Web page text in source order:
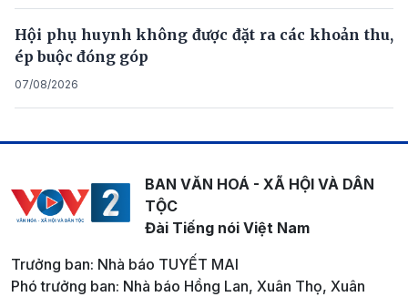
Hội phụ huynh không được đặt ra các khoản thu,
ép buộc đóng góp
07/08/2026
BAN VĂN HOÁ - XÃ HỘI VÀ DÂN
TỘC
Đài Tiếng nói Việt Nam
Trưởng ban: Nhà báo TUYẾT MAI
Phó trưởng ban: Nhà báo Hồng Lan, Xuân Thọ, Xuân